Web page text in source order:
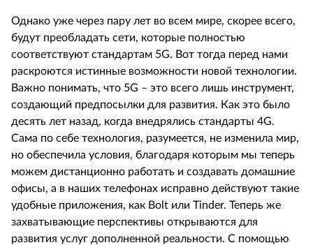
Однако уже через пару лет во всем мире, скорее всего,
будут преобладать сети, которые полностью
соответствуют стандартам 5G. Вот тогда перед нами
раскроются истинные возможности новой технологии.
Важно понимать, что 5G – это всего лишь инструмент,
создающий предпосылки для развития. Как это было
десять лет назад, когда внедрялись стандарты 4G.
Сама по себе технология, разумеется, не изменила мир,
но обеспечила условия, благодаря которым мы теперь
можем дистанционно работать и создавать домашние
офисы, а в наших телефонах исправно действуют такие
удобные приложения, как Bolt или Tinder. Теперь же
захватывающие перспективы открываются для
развития услуг дополненной реальности. С помощью